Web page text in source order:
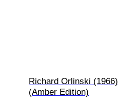
Richard Orlinski
(Amber Edition)